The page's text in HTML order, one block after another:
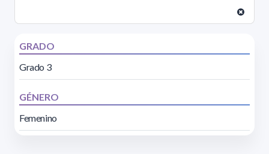
GRADO
Grado 3
GÉNERO
Femenino